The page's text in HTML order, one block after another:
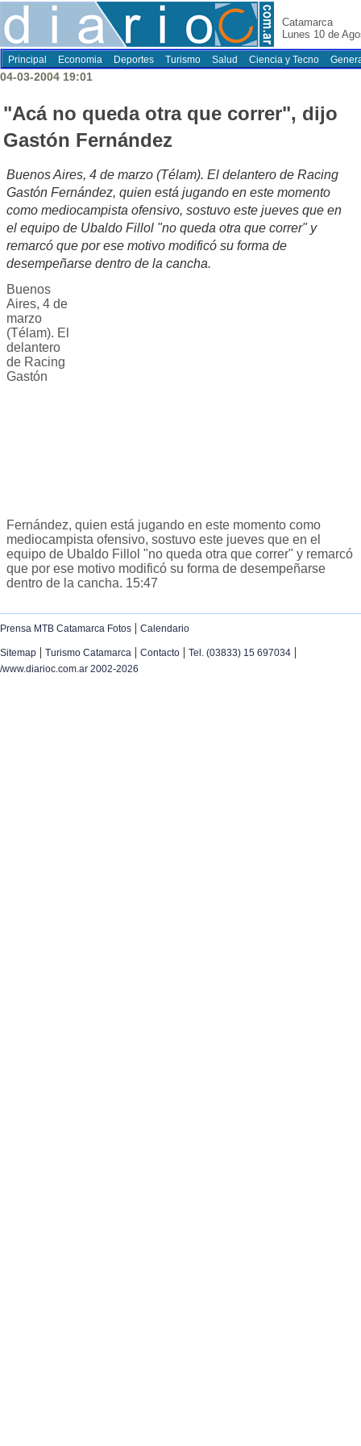
Catamarca
Lunes 10 de
Principal Economia Deportes Turismo Salud Ciencia y Tecno
04-03-2004 19:01
"Acá no queda otra que correr", dijo
Gastón Fernández
Buenos Aires, 4 de marzo (Télam). El delantero de Racing
Gastón Fernández, quien está jugando en este momento
como mediocampista ofensivo, sostuvo este jueves que en
el equipo de Ubaldo Fillol "no queda otra que correr" y
remarcó que por ese motivo modificó su forma de
desempeñarse dentro de la cancha.
Buenos
Aires, 4 de
marzo
(Télam). El
delantero
de Racing
Gastón
Fernández, quien está jugando en este momento como
mediocampista ofensivo, sostuvo este jueves que en el
equipo de Ubaldo Fillol "no queda otra que correr" y remarcó
que por ese motivo modificó su forma de desempeñarse
dentro de la cancha. 15:47
Prensa MTB Catamarca Fotos | Calendario
Sitemap | Turismo Catamarca | Contacto | Tel. (03833) 15 697034 |
/www.diarioc.com.ar 2002-2026